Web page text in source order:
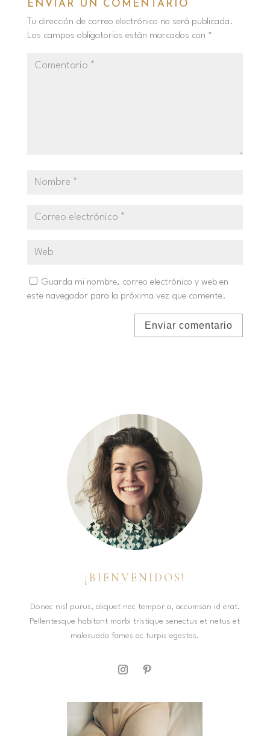
ENVIAR UN COMENTARIO
Tu dirección de correo electrónico no será publicada.
Los campos obligatorios están marcados con *
Guarda mi nombre, correo electrónico y web en
este navegador para la próxima vez que comente.
Enviar comentario
¡BIENVENIDOS!
Donec nisl purus, aliquet nec tempor a, accumsan id erat.
Pellentesque habitant morbi tristique senectus et netus et
malesuada fames ac turpis egestas.